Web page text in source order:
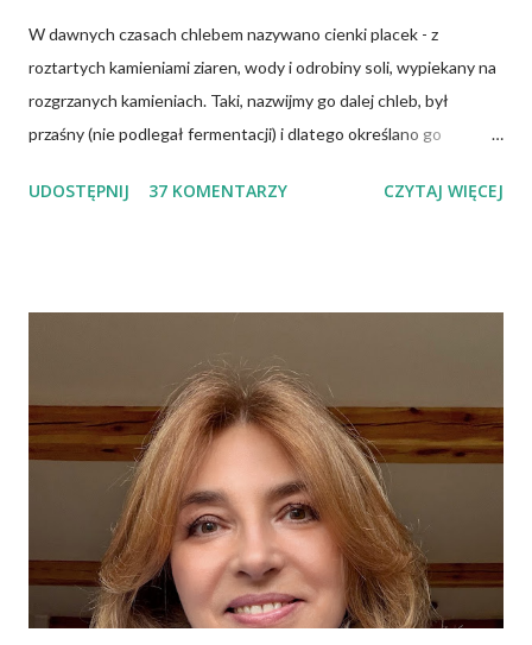
W dawnych czasach chlebem nazywano cienki placek - z
roztartych kamieniami ziaren, wody i odrobiny soli, wypiekany na
rozgrzanych kamieniach. Taki, nazwijmy go dalej chleb, był
przaśny (nie podlegał fermentacji) i dlatego określano go
podpłomykami. Hindusi mówią o nim czapatti, Żydzi maca, a
przeciwieństwie do świeżego pieczywa na drożdżach czy
zakwasie. Przaśne podpłomyki nie obciążają żołądka kwasem i
fermentacją. Dziś, wzorem naszych prapradziadów możemy także
spożywać przaśny, niekwaszony chleb. Najprostszy przepis na
podpłomyki to: wziąć mąkę, wodę i trochę soli. Z tych składników
zagnieść ciasto, dodając mąkę w takiej ilości, aby ciasto nie kleiło
się do palców. Z kolei r...
UDOSTĘPNIJ 37 KOMENTARZY CZYTAJ WIĘCEJ